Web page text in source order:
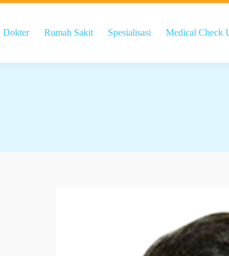
Dokter Rumah Sakit Spesialisasi Medical Check